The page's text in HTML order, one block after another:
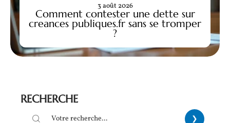
Comment contester une dette sur
creances publiques.fr sans se tromper
?
3 août 2026
RECHERCHE